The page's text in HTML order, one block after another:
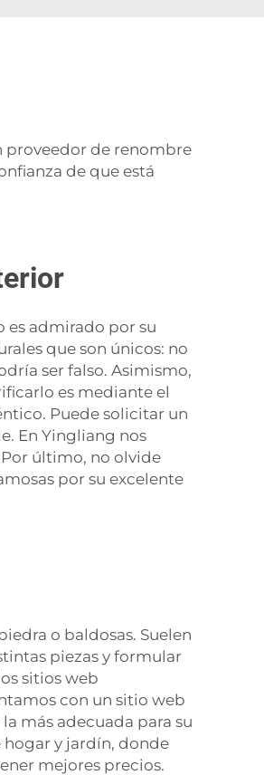
proveedor de renombre
de que está
es admirado por su
que son únicos: no
ser falso. Asimismo,
es mediante el
Puede solicitar un
En Yingliang nos
último, no olvide
por su excelente
o baldosas. Suelen
piezas y formular
sitios web
con un sitio web
más adecuada para su
hogar y jardín, donde
mejores precios.